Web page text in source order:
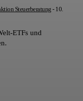
Steuerberatung- 10.
ETFs und